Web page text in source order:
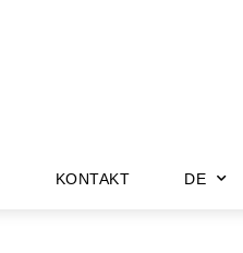
KONTAKT DE